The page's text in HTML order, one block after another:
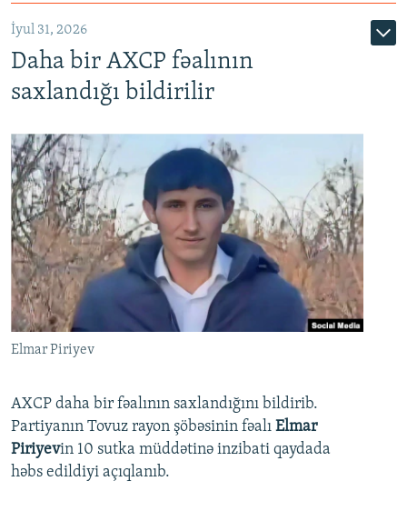
İyul 31, 2026
Daha bir AXCP fəalının
saxlandığı bildirilir
Elmar Piriyev
AXCP daha bir fəalının saxlandığını bildirib.
Partiyanın Tovuz rayon şöbəsinin fəalı Elmar
Piriyevin 10 sutka müddətinə inzibati qaydada
həbs edildiyi açıqlanıb.